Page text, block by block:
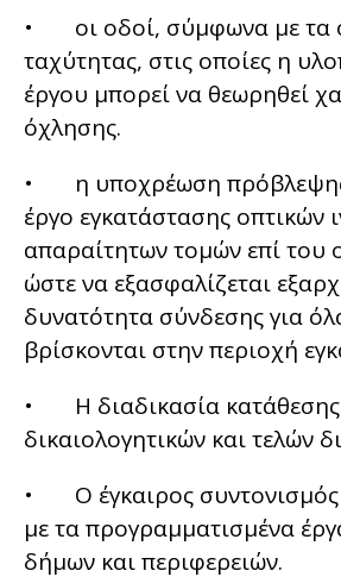
• οι οδοί, σύμφωνα με τα
ταχύτητας, στις οποίες η
έργου μπορεί να θεωρηθεί
όχλησης.
• η υποχρέωση
έργο εγκατάστασης οπτικών
απαραίτητων τομών επί του
ώστε να εξασφαλίζεται
δυνατότητα σύνδεσης για
βρίσκονται στην περιοχή
• Η διαδικασία κατάθεσης
δικαιολογητικών και τελών
• Ο έγκαιρος συντονισμός
με τα προγραμματισμένα
δήμων και περιφερειών.